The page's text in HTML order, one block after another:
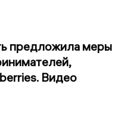
предложила меры
Видео